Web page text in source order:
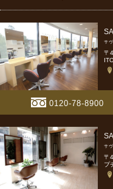
サ
〒
0120-78-8900
サ
〒
プ